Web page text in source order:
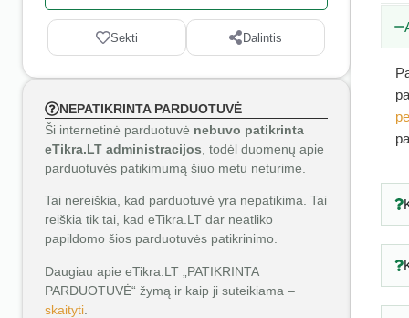
Sekti Dalintis
NEPATIKRINTA PARDUOTUVĖ
Ši internetinė parduotuvė nebuvo patikrinta
eTikra.LT administracijos , todėl duomenų apie
parduotuvės patikimumą šiuo metu neturime.
Tai nereiškia, kad parduotuvė yra nepatikima. Tai
reiškia tik tai, kad eTikra.LT dar neatliko
papildomo šios parduotuvės patikrinimo.
Daugiau apie eTikra.LT „PATIKRINTA
PARDUOTUVĖ“ žymą ir kaip ji suteikiama –
skaityti